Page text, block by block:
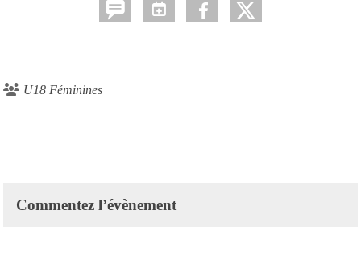
U18 Féminines
Commentez l’évènement